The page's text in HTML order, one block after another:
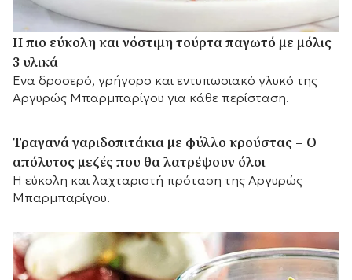
Η πιο εύκολη και νόστιμη τούρτα παγωτό με μόλις
3 υλικά
Ένα δροσερό, γρήγορο και εντυπωσιακό γλυκό της
Αργυρώς Μπαρμπαρίγου για κάθε περίσταση.
Τραγανά γαριδοπιτάκια με φύλλο κρούστας – Ο
απόλυτος μεζές που θα λατρέψουν όλοι
Η εύκολη και λαχταριστή πρόταση της Αργυρώς
Μπαρμπαρίγου.